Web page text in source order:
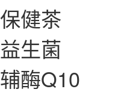
保健茶
益生菌
辅酶Q10